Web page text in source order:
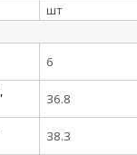
шт
6
36.8
38.3